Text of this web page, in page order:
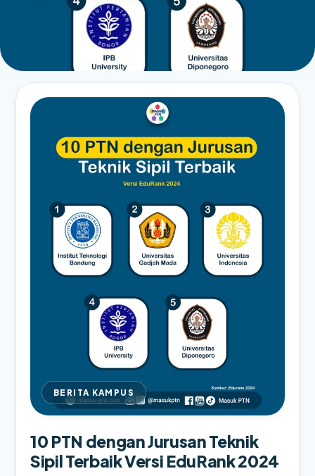
BERITA KAMPUS
10 PTN dengan Jurusan Teknik
Sipil Terbaik Versi EduRank 2024